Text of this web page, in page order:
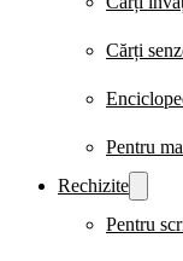
Cărți
Pentru
Rechizite
Pentru